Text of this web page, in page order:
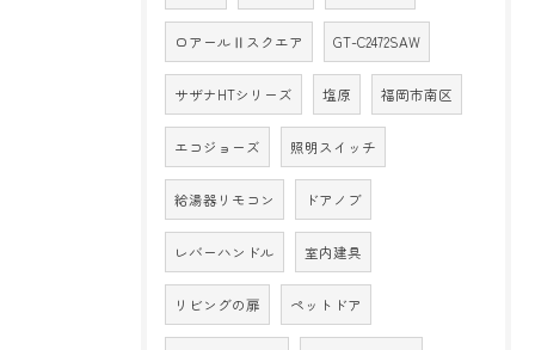
ロアールⅡスクエア GT-C2472SAW
サザナHTシリーズ 塩原 福岡市南区
エコジョーズ 照明スイッチ
給湯器リモコン ドアノブ
レバーハンドル 室内建具
リビングの扉 ペットドア